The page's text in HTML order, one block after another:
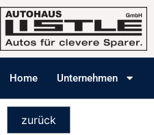
Home Unternehmen
zurück